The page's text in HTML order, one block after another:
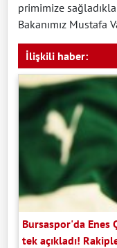
primimize
Bakanımız Mustafa
İlişkili haber:
Bursaspor'da Enes
tek açıkladı!